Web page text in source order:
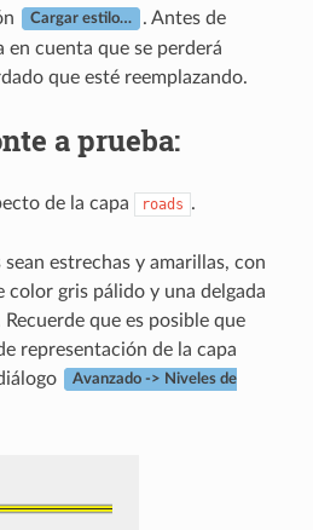
Cargar estilo…
. Antes de
cuenta que se perderá
que esté reemplazando.
a prueba:
de la capa roads .
estrechas y amarillas, con
color gris pálido y una delgada
que es posible que
representación de la capa
Avanzado -> Niveles de